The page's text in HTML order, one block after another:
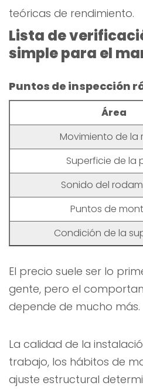
teóricas de rendimiento.
Lista de
simple para el
Puntos de inspección
Área
Movimiento de la
Superficie de la
Sonido del
Puntos de
Condición de la
El precio suele ser lo
gente, pero el
depende de mucho más.
La calidad de la
trabajo, los hábitos de
ajuste estructural